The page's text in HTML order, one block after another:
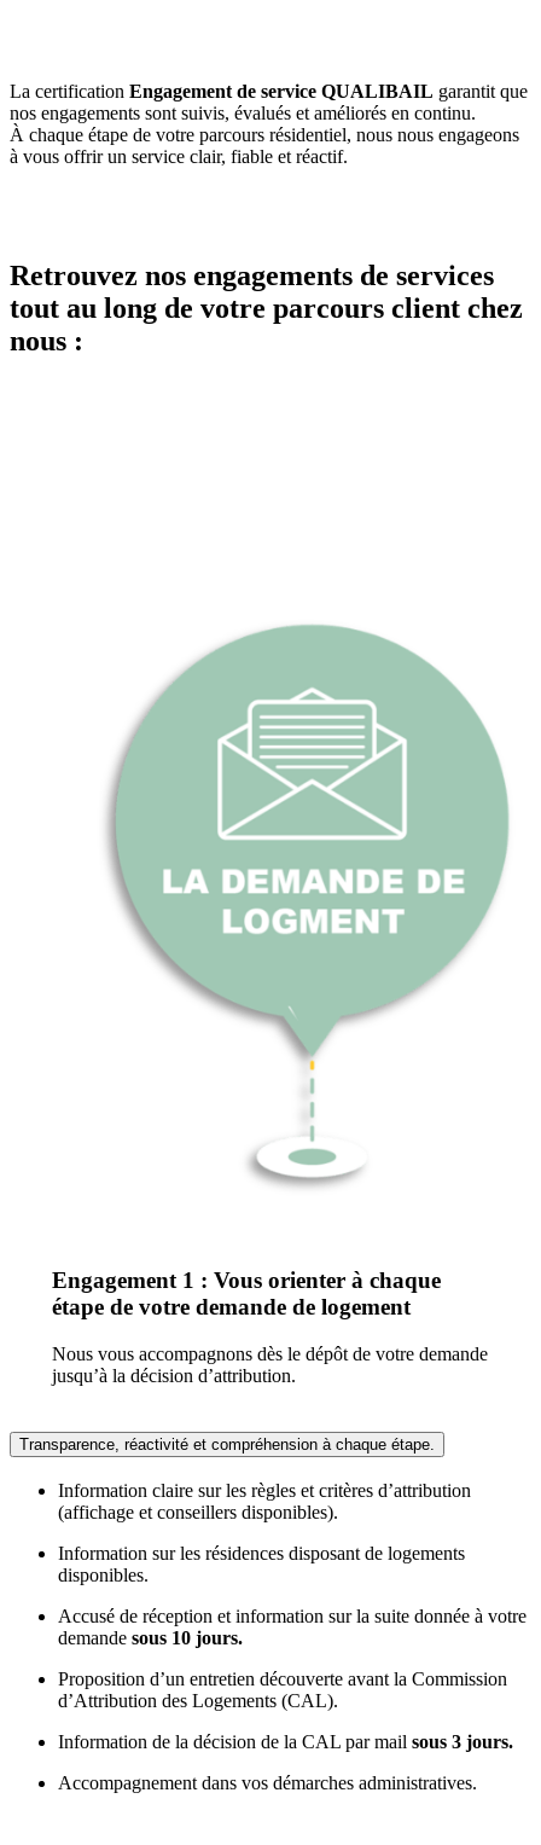
La certification Engagement de service QUALIBAIL garantit que
nos engagements sont suivis, évalués et améliorés en continu.
À chaque étape de votre parcours résidentiel, nous nous engageons
à vous offrir un service clair, fiable et réactif.
Retrouvez nos engagements de services
tout au long de votre parcours client chez
nous :
Engagement 1 : Vous orienter à chaque
étape de votre demande de logement
Nous vous accompagnons dès le dépôt de votre demande
jusqu’à la décision d’attribution.
Transparence, réactivité et compréhension à chaque étape.
Information claire sur les règles et critères d’attribution
(affichage et conseillers disponibles).
Information sur les résidences disposant de logements
disponibles.
Accusé de réception et information sur la suite donnée à votre
demande sous 10 jours.
Proposition d’un entretien découverte avant la Commission
d’Attribution des Logements (CAL).
Information de la décision de la CAL par mail sous 3 jours.
Accompagnement dans vos démarches administratives.